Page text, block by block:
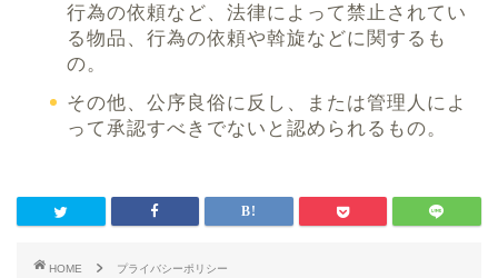
行為の依頼など、法律によって禁止されてい
る物品、行為の依頼や斡旋などに関するも
の。
その他、公序良俗に反し、または管理人によ
って承認すべきでないと認められるもの。
HOME プライバシーポリシー